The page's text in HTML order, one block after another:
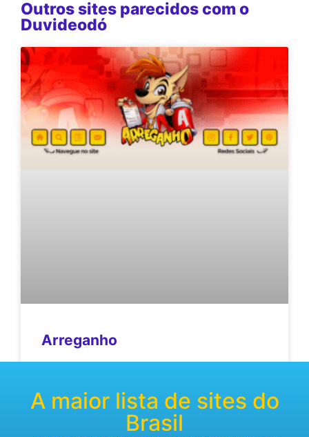
Outros sites parecidos com o
Duvideodó
Arreganho
A maior lista de sites do
Brasil